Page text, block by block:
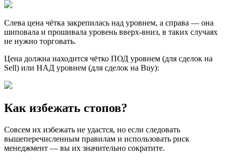
Слева цена чётка закрепилась над уровнем, а справа — она
шиповала и прошивала уровень вверх-вниз, в таких случаях
не нужно торговать.
Цена должна находится чётко ПОД уровнем (для сделок на
Sell) или НАД уровнем (для сделок на Buy):
Как избежать стопов?
Совсем их избежать не удастся, но если следовать
вышеперечисленным правилам и использовать риск
менеджмент — вы их значительно сократите.